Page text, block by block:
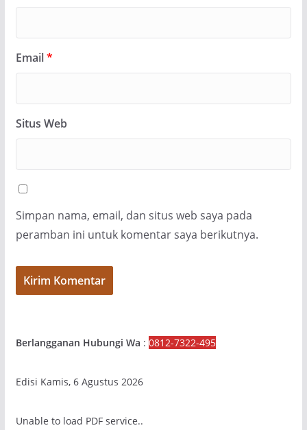
Email*
Situs Web
Simpan nama, email, dan situs web saya pada
peramban ini untuk komentar saya berikutnya.
Berlangganan Hubungi Wa : 0812-7322-495
Edisi Kamis, 6 Agustus 2026
Unable to load PDF service..